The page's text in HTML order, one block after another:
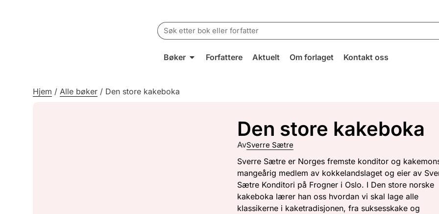
Search
for:
Bøker Forfattere Aktuelt Om forlaget Kontakt oss
Hjem /Alle bøker / Den store kakeboka
Den store kakeboka
AvSverre Sætre
Sverre Sætre er Norges fremste konditor og
mangeårig medlem av kokkelandslaget og eier av
Sætre Konditori på Frogner i Oslo. I Den store norske
kakeboka lærer han oss hvordan vi skal lage alle
klassikerne i kaketradisjonen, fra suksesskake og